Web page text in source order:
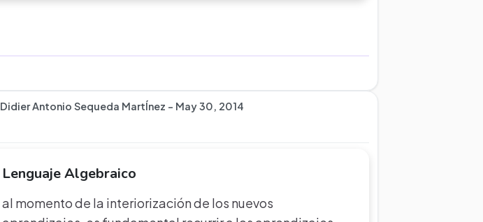
Didier Antonio Sequeda MartÍnez - May 30, 2014
Lenguaje Algebraico
al momento de la interiorización de los nuevos